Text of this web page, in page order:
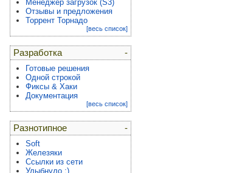
Менеджер загрузок (S3)
Отзывы и предложения
Торрент Торнадо
[весь список]
-
Разработка
Готовые решения
Одной строкой
Фиксы & Хаки
Документация
[весь список]
-
Разнотипное
Soft
Железяки
Ссылки из сети
Улыбнуло :)